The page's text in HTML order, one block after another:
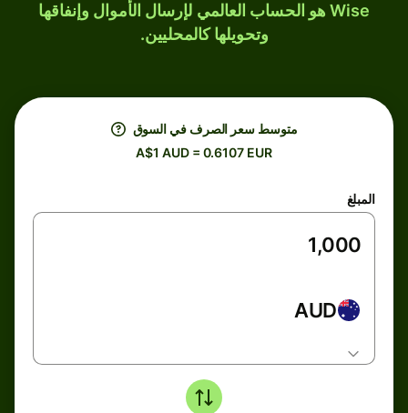
Wise هو الحساب العالمي لإرسال الأموال وإنفاقها
وتحويلها كالمحليين.
متوسط ​​سعر الصرف في السوق
A$1 AUD = 0.6107 EUR
المبلغ
AUD